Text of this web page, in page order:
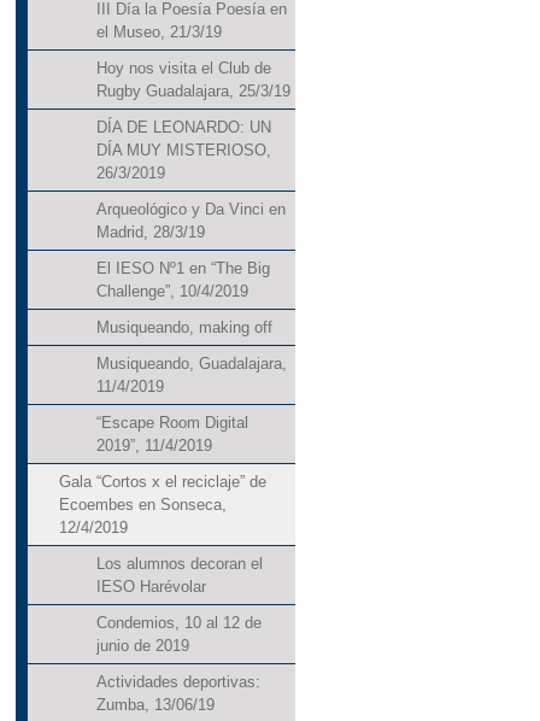
III Día la Poesía Poesía en
el Museo, 21/3/19
Hoy nos visita el Club de
Rugby Guadalajara, 25/3/19
DÍA DE LEONARDO: UN
DÍA MUY MISTERIOSO,
26/3/2019
Arqueológico y Da Vinci en
Madrid, 28/3/19
El IESO Nº1 en “The Big
Challenge”, 10/4/2019
Musiqueando, making off
Musiqueando, Guadalajara,
11/4/2019
“Escape Room Digital
2019”, 11/4/2019
Gala “Cortos x el reciclaje” de
Ecoembes en Sonseca,
12/4/2019
Los alumnos decoran el
IESO Harévolar
Condemios, 10 al 12 de
junio de 2019
Actividades deportivas:
Zumba, 13/06/19